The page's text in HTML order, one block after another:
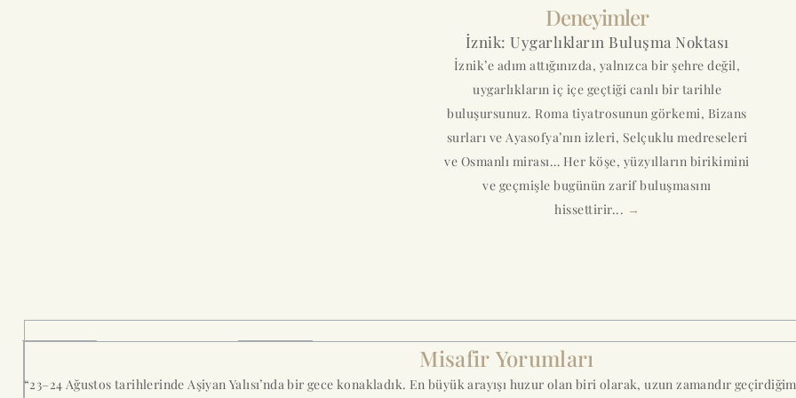
Deneyimler
İznik: Uygarlıkların Buluşma Noktası
İznik’e adım attığınızda, yalnızca bir şehre değil,
uygarlıkların iç içe geçtiği canlı bir tarihle
buluşursunuz. Roma tiyatrosunun görkemi, Bizans
surları ve Ayasofya’nın izleri, Selçuklu medreseleri
ve Osmanlı mirası… Her köşe, yüzyılların birikimini
ve geçmişle bugünün zarif buluşmasını
hissettirir... →
Misafir Yorumları
“23–24 Ağustos tarihlerinde Aşiyan Yalısı’nda bir gece konakladık. En büyük arayışı huzur olan biri olarak, uzun zamandır